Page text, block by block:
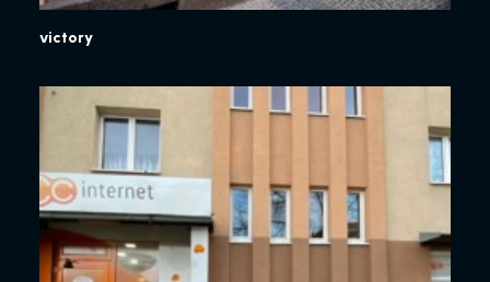
victory